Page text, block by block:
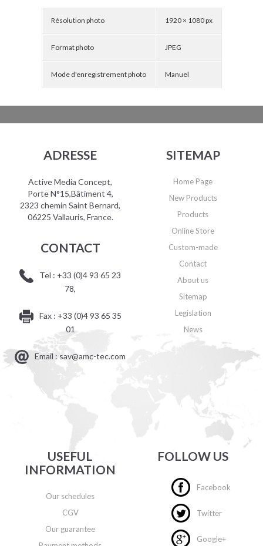
Résolution photo 1920 × 1080 px
Format photo JPEG
Mode d'enregistrement photo Manuel
ADRESSE
Active Media Concept,
Porte N°15,Bâtiment 4,
2323 chemin Saint Bernard,
06225 Vallauris, France.
CONTACT
Tel : +33 (0)4 93 65 23
78,
Fax : +33 (0)4 93 65 35
01
Email : sav@amc-tec.com
SITEMAP
Home Page
New Products
Products
Online Store
Custom-made
Contact
About us
Sitemap
Legislation
News
USEFUL
INFORMATION
Our schedules
CGV
Our guarantee
FOLLOW US
Facebook
Twitter
Google+